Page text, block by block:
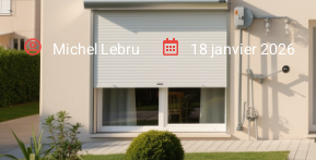
Michel Lebru 18 janvier 2026